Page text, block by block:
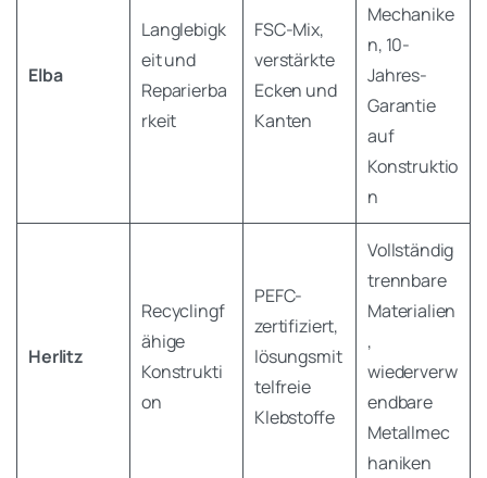
Elba
Langlebigk
eit und
Reparierba
rkeit
FSC-Mix,
verstärkte
Ecken und
Kanten
Mechanike
n, 10-
Jahres-
Garantie
auf
Konstruktio
n
Herlitz
Recyclingf
ähige
Konstrukti
on
PEFC-
zertifiziert,
lösungsmit
telfreie
Klebstoffe
Vollständig
trennbare
Materialien
,
wiederverw
endbare
Metallmec
haniken